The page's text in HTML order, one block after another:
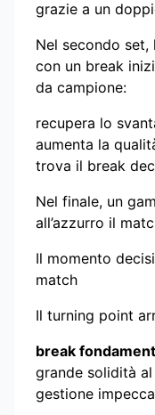
grazie a un
Nel secondo
con un break
da campione:
recupera lo
aumenta la
trova il break
Nel finale, un
all’azzurro il
Il momento
match
Il turning point
break
grande solidità
gestione